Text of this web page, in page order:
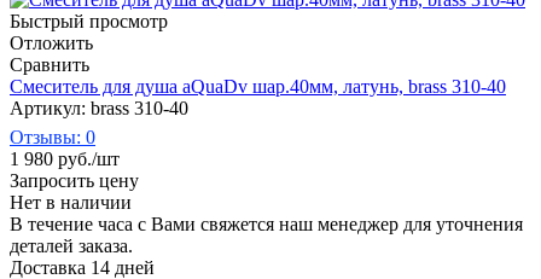
Быстрый просмотр
Отложить
Сравнить
Смеситель для душа aQuaDv шар.40мм, латунь, brass 310-40
Артикул: brass 310-40
Отзывы: 0
1 980 руб./шт
Запросить цену
Нет в наличии
В течение часа с Вами свяжется наш менеджер для уточнения
деталей заказа.
Доставка 14 дней